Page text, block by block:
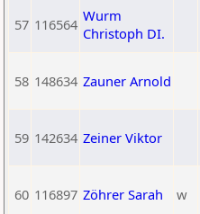
57 116564 Wurm
Christoph DI.
58 148634 Zauner Arnold
59 142634 Zeiner Viktor
60 116897 Zöhrer Sarah w